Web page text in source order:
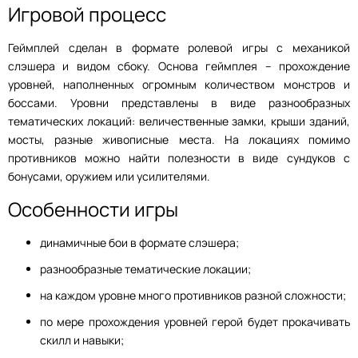
Игровой процесс
Геймплей сделан в формате ролевой игры с механикой
слэшера и видом сбоку. Основа геймплея – прохождение
уровней, наполненных огромным количеством монстров и
боссами. Уровни представлены в виде разнообразных
тематических локаций: величественные замки, крыши зданий,
мосты, разные живописные места. На локациях помимо
противников можно найти полезности в виде сундуков с
бонусами, оружием или усилителями.
Особенности игры
динамичные бои в формате слэшера;
разнообразные тематические локации;
на каждом уровне много противников разной сложности;
по мере прохождения уровней герой будет прокачивать
скилл и навыки;